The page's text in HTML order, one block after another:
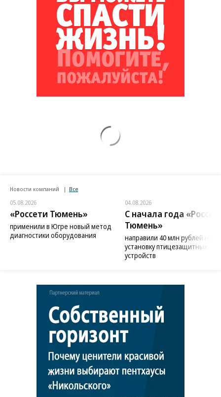
Новости компаний Все
05.08.2026
«Россети Тюмень»
применили в Югре новый метод
диагностики оборудования
04.08.2026
С начала года
Тюмень»
направили 40 млн рублей на
установку птицезащитных
устройств